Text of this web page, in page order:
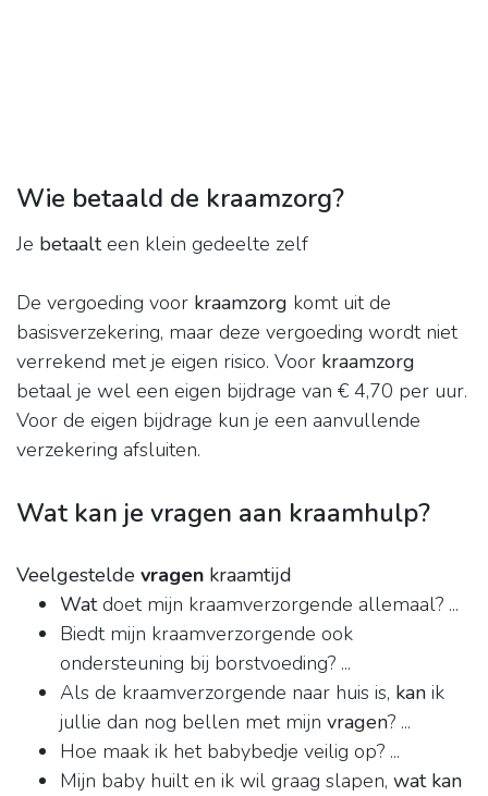
Wie betaald de kraamzorg?
Je betaalteen klein gedeelte zelf
De vergoeding voor kraamzorg komt uit de
basisverzekering, maar deze vergoeding wordt niet
verrekend met je eigen risico. Voor kraamzorg
betaal je wel een eigen bijdrage van € 4,70 per uur.
Voor de eigen bijdrage kun je een aanvullende
verzekering afsluiten.
Wat kan je vragen aan kraamhulp?
Veelgestelde vragen kraamtijd
Watdoet mijn kraamverzorgende allemaal? ...
Biedt mijn kraamverzorgende ook
ondersteuning bij borstvoeding? ...
Als de kraamverzorgende naar huis is, kan ik
jullie dan nog bellen met mijn vragen? ...
Hoe maak ik het babybedje veilig op? ...
Mijn baby huilt en ik wil graag slapen, wat kan